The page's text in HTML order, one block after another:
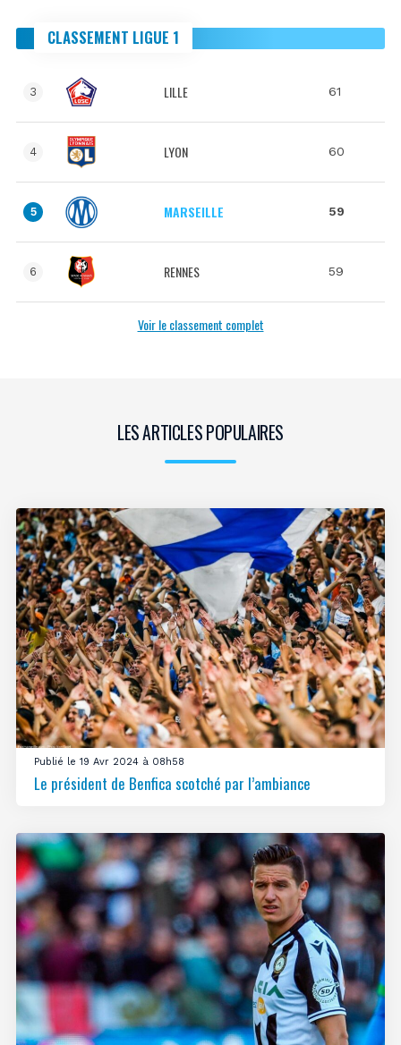
CLASSEMENT LIGUE 1
3 LILLE 61
4 LYON 60
5 MARSEILLE 59
6 RENNES 59
Voir le classement complet
LES ARTICLES POPULAIRES
Publié le 19 Avr 2024 à 08h58
Le président de Benfica scotché par l’ambiance